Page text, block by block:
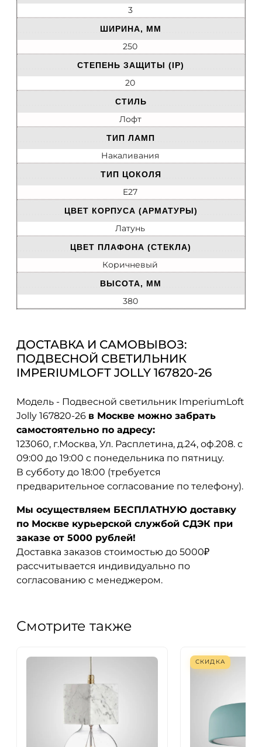
3
ШИРИНА, ММ
250
СТЕПЕНЬ ЗАЩИТЫ (IP)
20
СТИЛЬ
Лофт
ТИП ЛАМП
Накаливания
ТИП ЦОКОЛЯ
E27
ЦВЕТ КОРПУСА (АРМАТУРЫ)
Латунь
ЦВЕТ ПЛАФОНА (СТЕКЛА)
Коричневый
ВЫСОТА, ММ
380
ДОСТАВКА И САМОВЫВОЗ:
ПОДВЕСНОЙ СВЕТИЛЬНИК
IMPERIUMLOFT JOLLY 167820-26
Модель - Подвесной светильник ImperiumLoft
Jolly 167820-26 в Москве можно забрать
самостоятельно по адресу:
123060, г.Москва, Ул. Расплетина, д.24, оф.208. с
09:00 до 19:00 с понедельника по пятницу.
В субботу до 18:00 (требуется
предварительное согласование по телефону).
Мы осуществляем БЕСПЛАТНУЮ доставку
по Москве курьерской службой СДЭК при
заказе от 5000 рублей!
Доставка заказов стоимостью до 5000₽
рассчитывается индивидуально по
согласованию с менеджером.
Смотрите также
СКИДКА